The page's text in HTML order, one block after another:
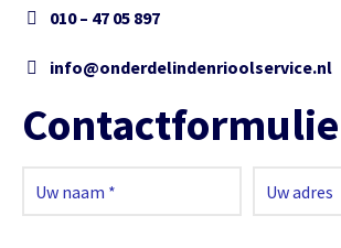
010 – 47 05 897
info@onderdelindenrioolservice.nl